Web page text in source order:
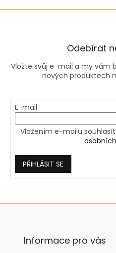
y
v
ý
p
i
u
Odebírat
Vložte svůj e-mail a my vám
nových produktech
E-mail
Vložením e-mailu
PŘIHLÁSIT SE
Z
Informace pro vás